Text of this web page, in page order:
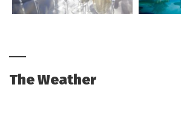
The Weather